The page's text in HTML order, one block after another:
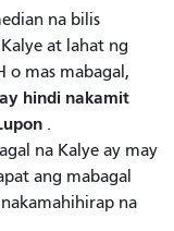
na bilis
at lahat ng
o mas mabagal,
hindi nakamit
.
na Kalye ay may
ang mabagal
na